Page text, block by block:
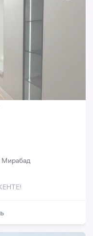
Мирабад